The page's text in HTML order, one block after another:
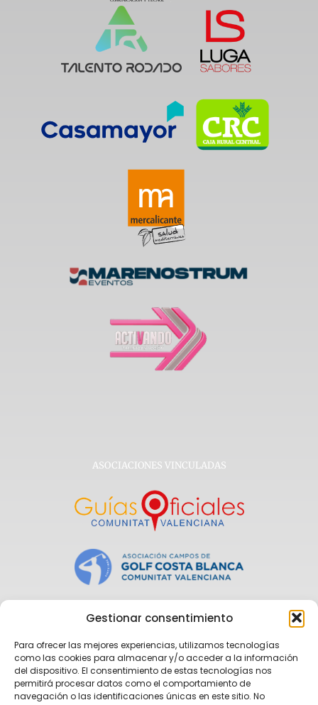
Gestionar consentimiento
Para ofrecer las mejores experiencias, utilizamos tecnologías
como las cookies para almacenar y/o acceder a la información
del dispositivo. El consentimiento de estas tecnologías nos
permitirá procesar datos como el comportamiento de
navegación o las identificaciones únicas en este sitio. No
ASOCIACIONES VINCULADAS